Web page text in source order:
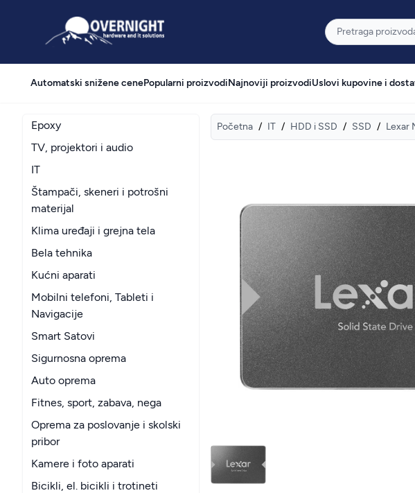
Overnight Pretraga
Automatski snižene cenePopularni proizvodiNajnoviji proizvodiUslovi kupovine i
Epoxy
TV, projektori i audio
IT
Štampači, skeneri i potrošni
materijal
Klima uređaji i grejna tela
Bela tehnika
Kućni aparati
Mobilni telefoni, Tableti i
Navigacije
Smart Satovi
Sigurnosna oprema
Auto oprema
Fitnes, sport, zabava, nega
Oprema za poslovanje i skolski
pribor
Kamere i foto aparati
Bicikli, el. bicikli i trotineti
Početna / IT / HDD i SSD / SSD / Lexar